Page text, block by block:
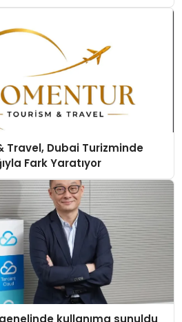
Travel, Dubai Turizminde
Fark Yaratıyor
kullanıma sunuldu